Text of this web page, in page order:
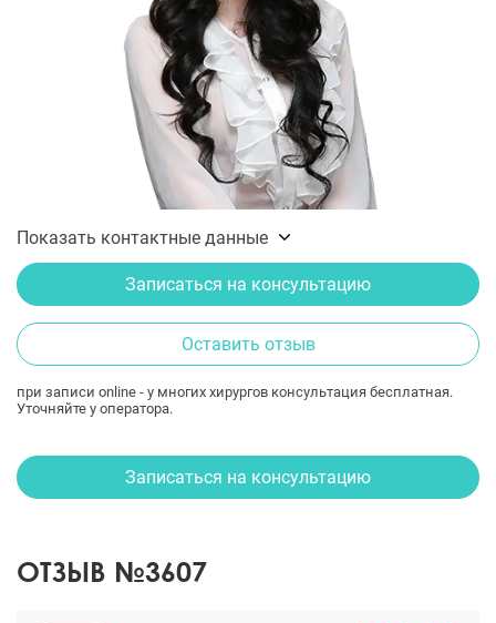
Показать контактные данные
Записаться на консультацию
Оставить отзыв
при записи online - у многих хирургов консультация бесплатная.
Уточняйте у оператора.
Записаться на консультацию
ОТЗЫВ №3607